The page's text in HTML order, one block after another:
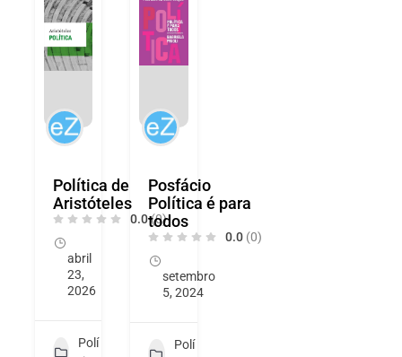
Política de
Aristóteles
0.0(0)
abril
23,
2026
Polí
Posfácio
Política é para
todos
0.0 (0)
setembro
5, 2024
Polí